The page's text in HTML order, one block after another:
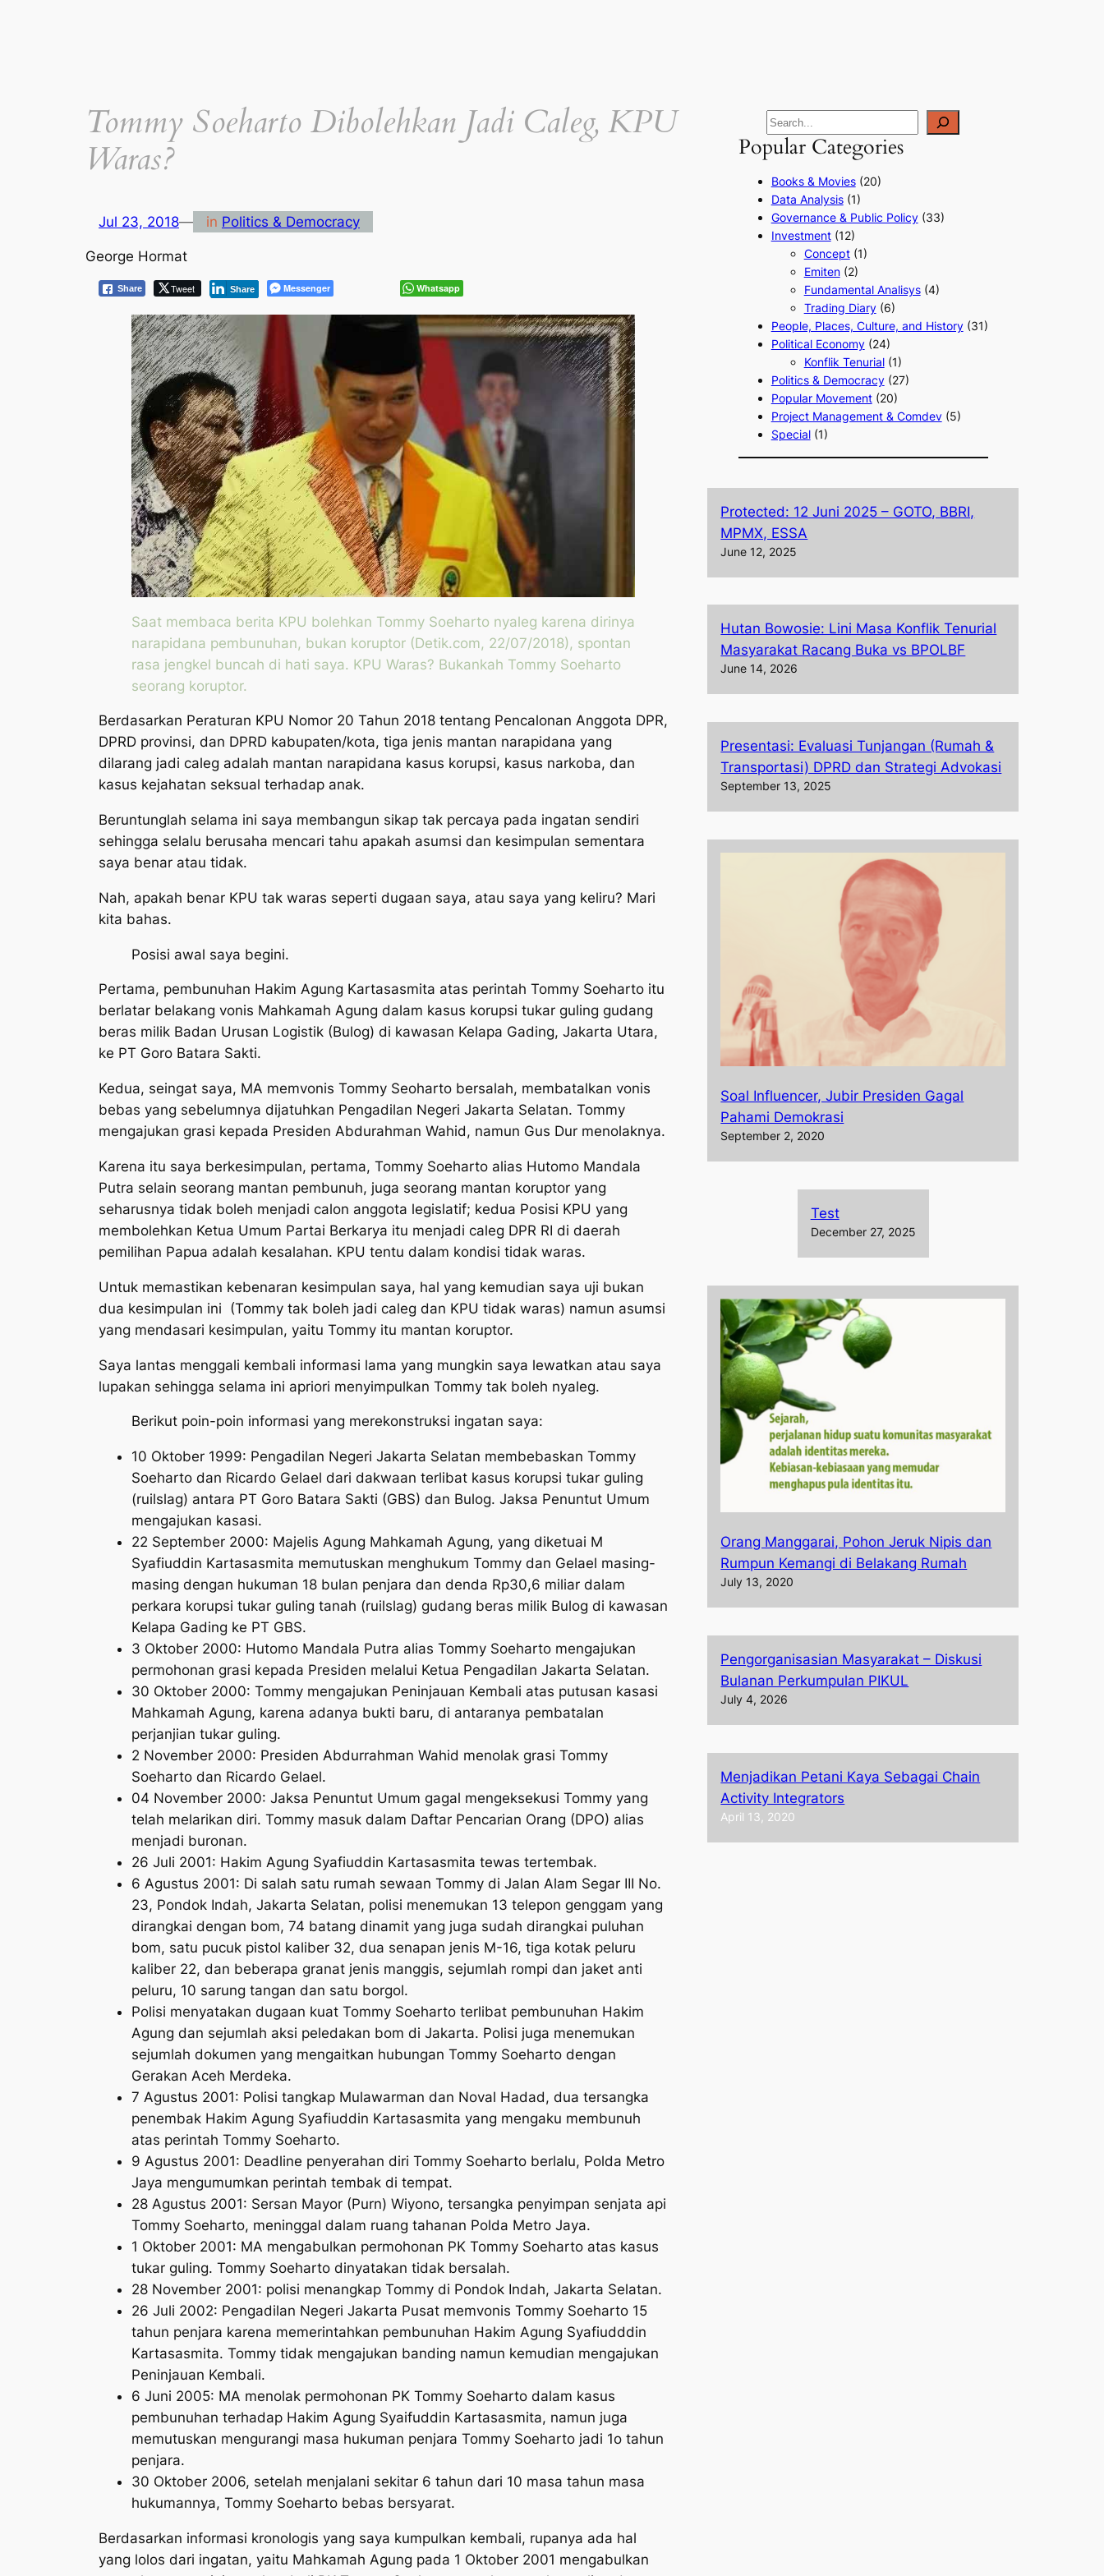
Tommy Soeharto Dibolehkan Jadi Caleg, KPU
Waras?
Jul 23, 2018— in Politics & Democracy
George Hormat
Share Tweet Share Messenger Whatsapp
Saat membaca berita KPU bolehkan Tommy Soeharto nyaleg karena dirinya
narapidana pembunuhan, bukan koruptor (Detik.com, 22/07/2018), spontan
rasa jengkel buncah di hati saya. KPU Waras? Bukankah Tommy Soeharto
seorang koruptor.
Berdasarkan Peraturan KPU Nomor 20 Tahun 2018 tentang Pencalonan Anggota DPR,
DPRD provinsi, dan DPRD kabupaten/kota, tiga jenis mantan narapidana yang
dilarang jadi caleg adalah mantan narapidana kasus korupsi, kasus narkoba, dan
kasus kejahatan seksual terhadap anak.
Beruntunglah selama ini saya membangun sikap tak percaya pada ingatan sendiri
sehingga selalu berusaha mencari tahu apakah asumsi dan kesimpulan sementara
saya benar atau tidak.
Nah, apakah benar KPU tak waras seperti dugaan saya, atau saya yang keliru? Mari
kita bahas.
Posisi awal saya begini.
Pertama, pembunuhan Hakim Agung Kartasasmita atas perintah Tommy Soeharto itu
berlatar belakang vonis Mahkamah Agung dalam kasus korupsi tukar guling gudang
beras milik Badan Urusan Logistik (Bulog) di kawasan Kelapa Gading, Jakarta Utara,
ke PT Goro Batara Sakti.
Kedua, seingat saya, MA memvonis Tommy Seoharto bersalah, membatalkan vonis
bebas yang sebelumnya dijatuhkan Pengadilan Negeri Jakarta Selatan. Tommy
mengajukan grasi kepada Presiden Abdurahman Wahid, namun Gus Dur menolaknya.
Karena itu saya berkesimpulan, pertama, Tommy Soeharto alias Hutomo Mandala
Putra selain seorang mantan pembunuh, juga seorang mantan koruptor yang
seharusnya tidak boleh menjadi calon anggota legislatif; kedua Posisi KPU yang
membolehkan Ketua Umum Partai Berkarya itu menjadi caleg DPR RI di daerah
pemilihan Papua adalah kesalahan. KPU tentu dalam kondisi tidak waras.
Untuk memastikan kebenaran kesimpulan saya, hal yang kemudian saya uji bukan
dua kesimpulan ini (Tommy tak boleh jadi caleg dan KPU tidak waras) namun asumsi
yang mendasari kesimpulan, yaitu Tommy itu mantan koruptor.
Saya lantas menggali kembali informasi lama yang mungkin saya lewatkan atau saya
lupakan sehingga selama ini apriori menyimpulkan Tommy tak boleh nyaleg.
Berikut poin-poin informasi yang merekonstruksi ingatan saya:
10 Oktober 1999: Pengadilan Negeri Jakarta Selatan membebaskan Tommy
Soeharto dan Ricardo Gelael dari dakwaan terlibat kasus korupsi tukar guling
(ruilslag) antara PT Goro Batara Sakti (GBS) dan Bulog. Jaksa Penuntut Umum
mengajukan kasasi.
22 September 2000: Majelis Agung Mahkamah Agung, yang diketuai M
Syafiuddin Kartasasmita memutuskan menghukum Tommy dan Gelael masing-
masing dengan hukuman 18 bulan penjara dan denda Rp30,6 miliar dalam
perkara korupsi tukar guling tanah (ruilslag) gudang beras milik Bulog di kawasan
Kelapa Gading ke PT GBS.
3 Oktober 2000: Hutomo Mandala Putra alias Tommy Soeharto mengajukan
permohonan grasi kepada Presiden melalui Ketua Pengadilan Jakarta Selatan.
30 Oktober 2000: Tommy mengajukan Peninjauan Kembali atas putusan kasasi
Mahkamah Agung, karena adanya bukti baru, di antaranya pembatalan
perjanjian tukar guling.
2 November 2000: Presiden Abdurrahman Wahid menolak grasi Tommy
Soeharto dan Ricardo Gelael.
04 November 2000: Jaksa Penuntut Umum gagal mengeksekusi Tommy yang
telah melarikan diri. Tommy masuk dalam Daftar Pencarian Orang (DPO) alias
menjadi buronan.
26 Juli 2001: Hakim Agung Syafiuddin Kartasasmita tewas tertembak.
6 Agustus 2001: Di salah satu rumah sewaan Tommy di Jalan Alam Segar III No.
23, Pondok Indah, Jakarta Selatan, polisi menemukan 13 telepon genggam yang
dirangkai dengan bom, 74 batang dinamit yang juga sudah dirangkai puluhan
bom, satu pucuk pistol kaliber 32, dua senapan jenis M-16, tiga kotak peluru
kaliber 22, dan beberapa granat jenis manggis, sejumlah rompi dan jaket anti
peluru, 10 sarung tangan dan satu borgol.
Polisi menyatakan dugaan kuat Tommy Soeharto terlibat pembunuhan Hakim
Agung dan sejumlah aksi peledakan bom di Jakarta. Polisi juga menemukan
sejumlah dokumen yang mengaitkan hubungan Tommy Soeharto dengan
Gerakan Aceh Merdeka.
7 Agustus 2001: Polisi tangkap Mulawarman dan Noval Hadad, dua tersangka
penembak Hakim Agung Syafiuddin Kartasasmita yang mengaku membunuh
atas perintah Tommy Soeharto.
9 Agustus 2001: Deadline penyerahan diri Tommy Soeharto berlalu, Polda Metro
Jaya mengumumkan perintah tembak di tempat.
28 Agustus 2001: Sersan Mayor (Purn) Wiyono, tersangka penyimpan senjata api
Tommy Soeharto, meninggal dalam ruang tahanan Polda Metro Jaya.
1 Oktober 2001: MA mengabulkan permohonan PK Tommy Soeharto atas kasus
tukar guling. Tommy Soeharto dinyatakan tidak bersalah.
28 November 2001: polisi menangkap Tommy di Pondok Indah, Jakarta Selatan.
26 Juli 2002: Pengadilan Negeri Jakarta Pusat memvonis Tommy Soeharto 15
tahun penjara karena memerintahkan pembunuhan Hakim Agung Syafiudddin
Kartasasmita. Tommy tidak mengajukan banding namun kemudian mengajukan
Peninjauan Kembali.
6 Juni 2005: MA menolak permohonan PK Tommy Soeharto dalam kasus
pembunuhan terhadap Hakim Agung Syaifuddin Kartasasmita, namun juga
memutuskan mengurangi masa hukuman penjara Tommy Soeharto jadi 1o tahun
penjara.
30 Oktober 2006, setelah menjalani sekitar 6 tahun dari 10 masa tahun masa
hukumannya, Tommy Soeharto bebas bersyarat.
Berdasarkan informasi kronologis yang saya kumpulkan kembali, rupanya ada hal
yang lolos dari ingatan, yaitu Mahkamah Agung pada 1 Oktober 2001 mengabulkan
Popular Categories
Books & Movies(20)
Data Analysis(1)
Governance & Public Policy(33)
Investment(12)
Concept(1)
Emiten(2)
Fundamental Analisys(4)
Trading Diary(6)
People, Places, Culture, and History(31)
Political Economy(24)
Konflik Tenurial(1)
Politics & Democracy(27)
Popular Movement(20)
Project Management & Comdev(5)
Special(1)
Protected: 12 Juni 2025 – GOTO, BBRI,
MPMX, ESSA
June 12, 2025
Hutan Bowosie: Lini Masa Konflik Tenurial
Masyarakat Racang Buka vs BPOLBF
June 14, 2026
Presentasi: Evaluasi Tunjangan (Rumah &
Transportasi) DPRD dan Strategi Advokasi
September 13, 2025
Soal Influencer, Jubir Presiden Gagal
Pahami Demokrasi
September 2, 2020
Test
December 27, 2025
Orang Manggarai, Pohon Jeruk Nipis dan
Rumpun Kemangi di Belakang Rumah
July 13, 2020
Pengorganisasian Masyarakat – Diskusi
Bulanan Perkumpulan PIKUL
July 4, 2026
Menjadikan Petani Kaya Sebagai Chain
Activity Integrators
April 13, 2020